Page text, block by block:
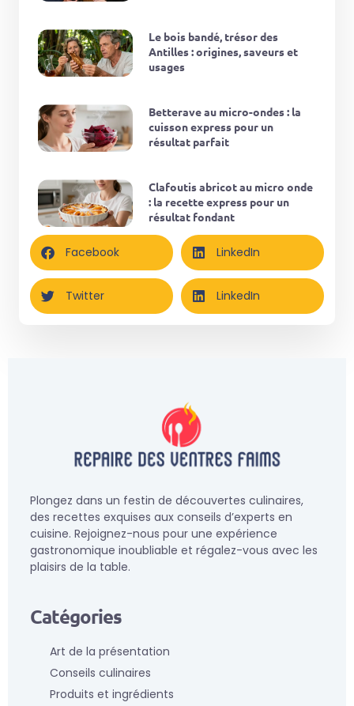
Le bois bandé, trésor des
Antilles : origines, saveurs et
usages
Betterave au micro-ondes : la
cuisson express pour un
résultat parfait
Clafoutis abricot au micro onde
: la recette express pour un
résultat fondant
Facebook LinkedIn
Twitter LinkedIn
Plongez dans un festin de découvertes culinaires,
des recettes exquises aux conseils d’experts en
cuisine. Rejoignez-nous pour une expérience
gastronomique inoubliable et régalez-vous avec les
plaisirs de la table.
Catégories
Art de la présentation
Conseils culinaires
Produits et ingrédients